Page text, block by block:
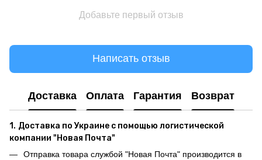
Добавьте первый отзыв
Написать отзыв
Доставка Оплата Гарантия Возврат
1. Доставка по Украине с помощью логистической
компании "Новая Почта"
Отправка товара службой "Новая Почта" производится в